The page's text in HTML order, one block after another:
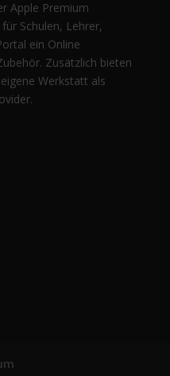
Apple Premium
Schulen, Lehrer,
ein Online
Zusätzlich bieten
Werkstatt als